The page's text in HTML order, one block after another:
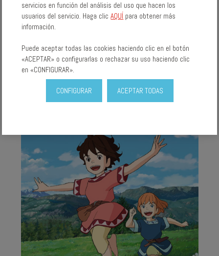
COMPÁRTELO:
servicios en función del análisis del uso que hacen los
usuarios del servicio. Haga clicAQUÍ para obtener más
información.
Puede aceptar todas las cookies haciendo clic en el botón
«ACEPTAR» o configurarlas o rechazar su uso haciendo clic
en «CONFIGURAR».
CONFIGURAR ACEPTAR TODAS